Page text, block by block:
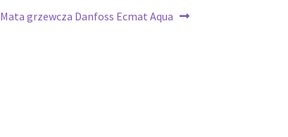
Następny
Mata grzewcza Danfoss Ecmat Aqua